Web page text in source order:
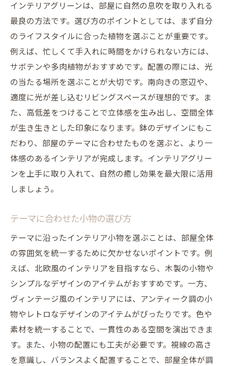
インテリアグリーンは、部屋に自然の息吹を取り入れる
最良の方法です。選び方のポイントとしては、まず自分
のライフスタイルに合った植物を選ぶことが重要です。
例えば、忙しくて手入れに時間をかけられない方には、
サボテンや多肉植物がおすすめです。配置の際には、光
の当たる場所を選ぶことが大切です。南向きの窓辺や、
適度に光が差し込むリビングスペースが理想的です。ま
た、高低差をつけることで立体感を生み出し、空間全体
が生き生きとした印象になります。鉢のデザインにもこ
だわり、部屋のテーマに合わせたものを選ぶと、より一
体感のあるインテリアが完成します。インテリアグリー
ンを上手に取り入れて、自然の癒し効果を最大限に活用
しましょう。
テーマに合わせた小物の選び方
テーマに沿ったインテリア小物を選ぶことは、部屋全体
の雰囲気を統一するために欠かせないポイントです。例
えば、北欧風のインテリアを目指すなら、木製の小物や
シンプルなデザインのアイテムがおすすめです。一方、
ヴィンテージ風のインテリアには、アンティーク調の小
物やレトロなデザインのアイテムがぴったりです。色や
素材を統一することで、一貫性のある空間を演出できま
す。また、小物の配置にも工夫が必要です。視線の高さ
を意識し、バランスよく配置することで、部屋全体が調